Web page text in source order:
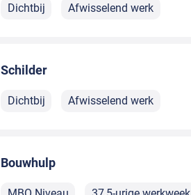
Dichtbij Afwisselend werk
Schilder
Dichtbij Afwisselend werk
Bouwhulp